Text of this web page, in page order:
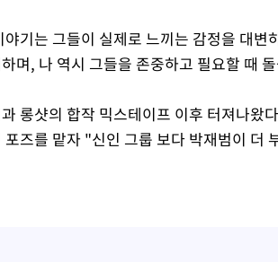
기는 그들이 실제로 느끼는 감정을 대변
며, 나 역시 그들을 존중하고 필요할 때
롱샷의 합작 믹스테이프 이후 터져나왔
즈를 맡자 "신인 그룹 보다 박재범이 더